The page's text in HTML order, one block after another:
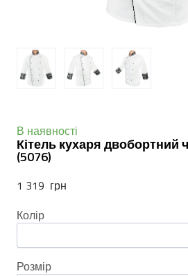
В наявності
Кітель кухаря двобортний
(5076)
1 319  грн
Колір
Розмір